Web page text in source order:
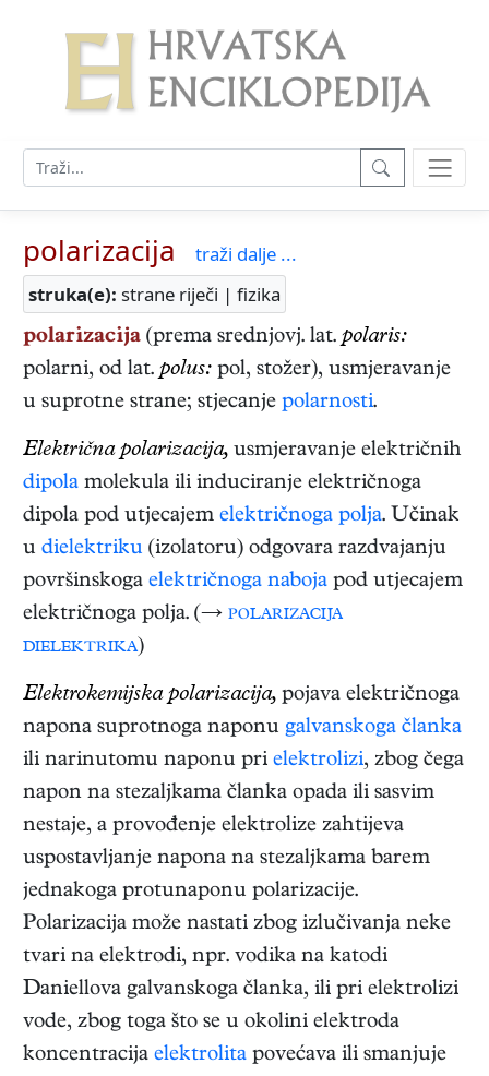
polarizacija
traži dalje ...
struka(e): strane riječi | fizika
polarizacija (prema srednjovj. lat.polaris:
polarni, od lat.polus: pol, stožer), usmjeravanje
u suprotne strane; stjecanje polarnosti.
Električna polarizacija, usmjeravanje električnih
dipola molekula ili induciranje električnoga
dipola pod utjecajem električnoga polja. Učinak
u dielektriku (izolatoru) odgovara razdvajanju
površinskoga električnoga naboja pod utjecajem
električnoga polja. (→ polarizacija
dielektrika)
Elektrokemijska polarizacija, pojava električnoga
napona suprotnoga naponu galvanskoga članka
ili narinutomu naponu pri elektrolizi, zbog čega
napon na stezaljkama članka opada ili sasvim
nestaje, a provođenje elektrolize zahtijeva
uspostavljanje napona na stezaljkama barem
jednakoga protunaponu polarizacije.
Polarizacija može nastati zbog izlučivanja neke
tvari na elektrodi, npr. vodika na katodi
Daniellova galvanskoga članka, ili pri elektrolizi
vode, zbog toga što se u okolini elektroda
koncentracija elektrolita povećava ili smanjuje